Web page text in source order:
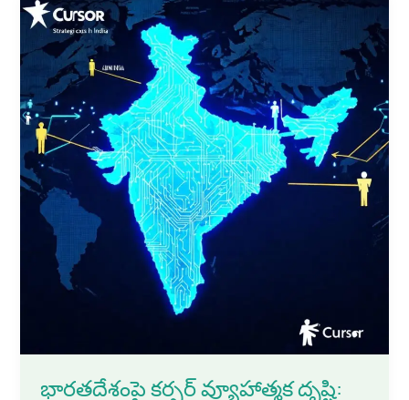
భారతదేశంపై కర్సర్ వ్యూహాత్మక దృష్టి: